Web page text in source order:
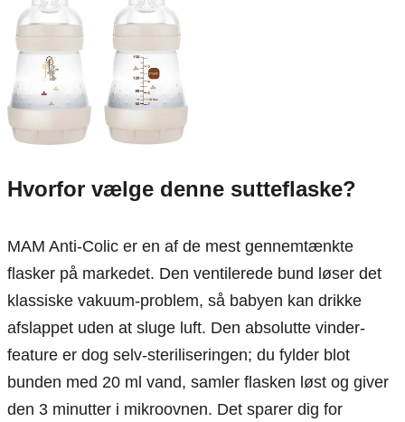
Hvorfor vælge denne sutteflaske?
MAM Anti-Colic er en af de mest gennemtænkte
flasker på markedet. Den ventilerede bund løser det
klassiske vakuum-problem, så babyen kan drikke
afslappet uden at sluge luft. Den absolutte vinder-
feature er dog selv-steriliseringen; du fylder blot
bunden med 20 ml vand, samler flasken løst og giver
den 3 minutter i mikroovnen. Det sparer dig for